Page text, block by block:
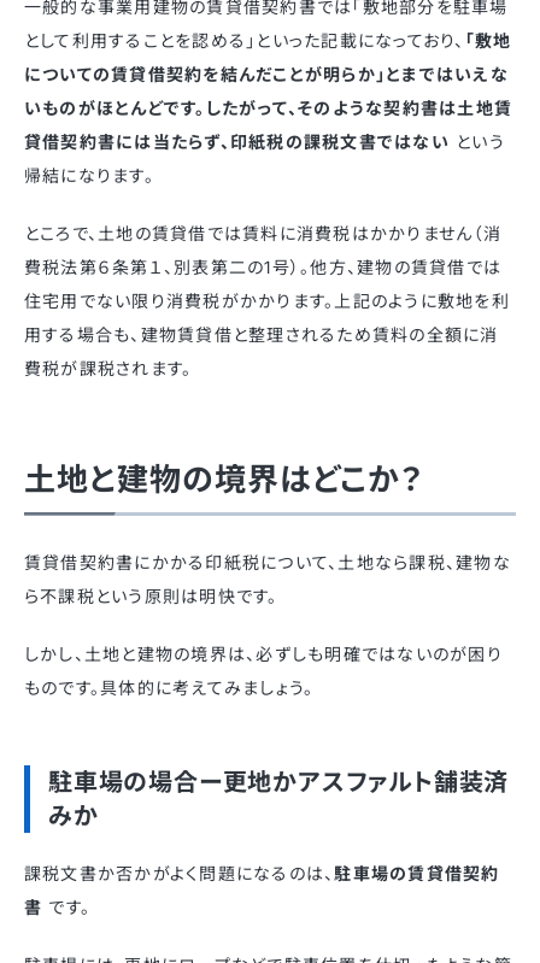
一般的な事業用建物の賃貸借契約書では「敷地部分を駐車場
として利用することを認める」といった記載になっており、 「敷地
についての賃貸借契約を結んだことが明らか」とまではいえな
いものがほとんどです。したがって、そのような契約書は土地賃
貸借契約書には当たらず、印紙税の課税文書ではない という
帰結になります。
ところで、土地の賃貸借では賃料に消費税はかかりません（消
費税法第６条第１ 、別表第二の1号）。他方、建物の賃貸借では
住宅用でない限り消費税がかかります。上記のように敷地を利
用する場合も、建物賃貸借と整理されるため賃料の全額に消
費税が課税されます。
土地と建物の境界はどこか？
賃貸借契約書にかかる印紙税について、土地なら課税、建物な
ら不課税という原則は明快です。
しかし、土地と建物の境界は、必ずしも明確ではないのが困り
ものです。具体的に考えてみましょう。
駐車場の場合ー更地かアスファルト舗装済
みか
課税文書か否かがよく問題になるのは、駐車場の賃貸借契約
書 です。